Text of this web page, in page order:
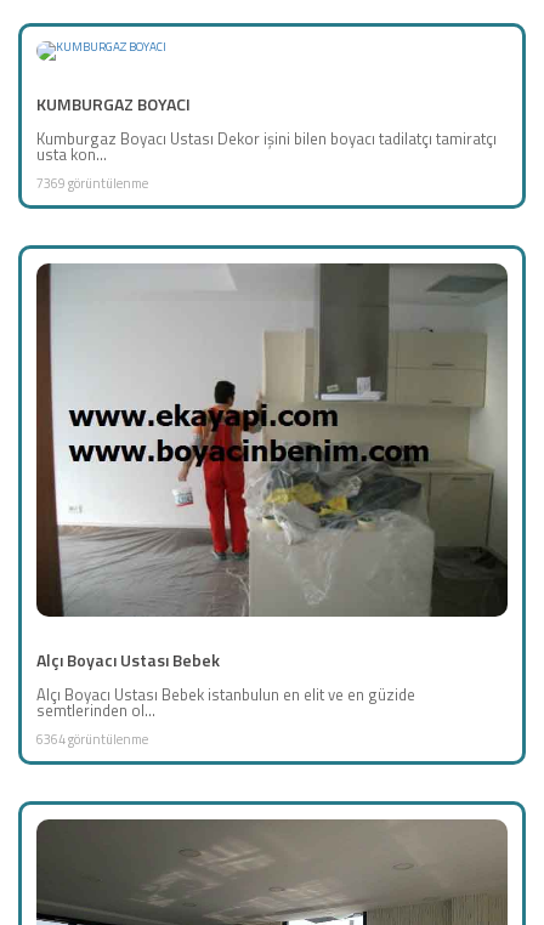
KUMBURGAZ BOYACI
Kumburgaz Boyacı Ustası Dekor işini bilen boyacı tadilatçı tamiratçı
usta kon...
7369 görüntülenme
Alçı Boyacı Ustası Bebek
Alçı Boyacı Ustası Bebek istanbulun en elit ve en güzide
semtlerinden ol...
6364 görüntülenme